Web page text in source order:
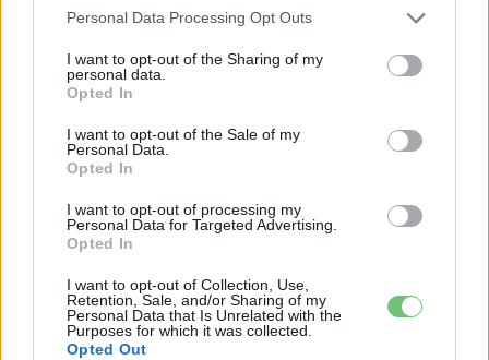
Personal Data Processing Opt Outs
I want to opt-out of the Sharing of my
personal data.
Opted In
I want to opt-out of the Sale of my
Personal Data.
Opted In
I want to opt-out of processing my
Personal Data for Targeted Advertising.
Opted In
I want to opt-out of Collection, Use,
Retention, Sale, and/or Sharing of my
Personal Data that Is Unrelated with the
Purposes for which it was collected.
Opted Out
Akkumulátor
áttörésre
Hivatalos papírokban bukkant fel a